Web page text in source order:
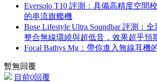
Eversolo T10 評測：具備高精度空間
的串流旗艦機
Bose Lifestyle Ultra Soundbar 評測：
整合無線環繞與超低音，效果超乎預
Focal Bathys Mg：帶你進入無線耳機
暫無回覆
目前0回覆